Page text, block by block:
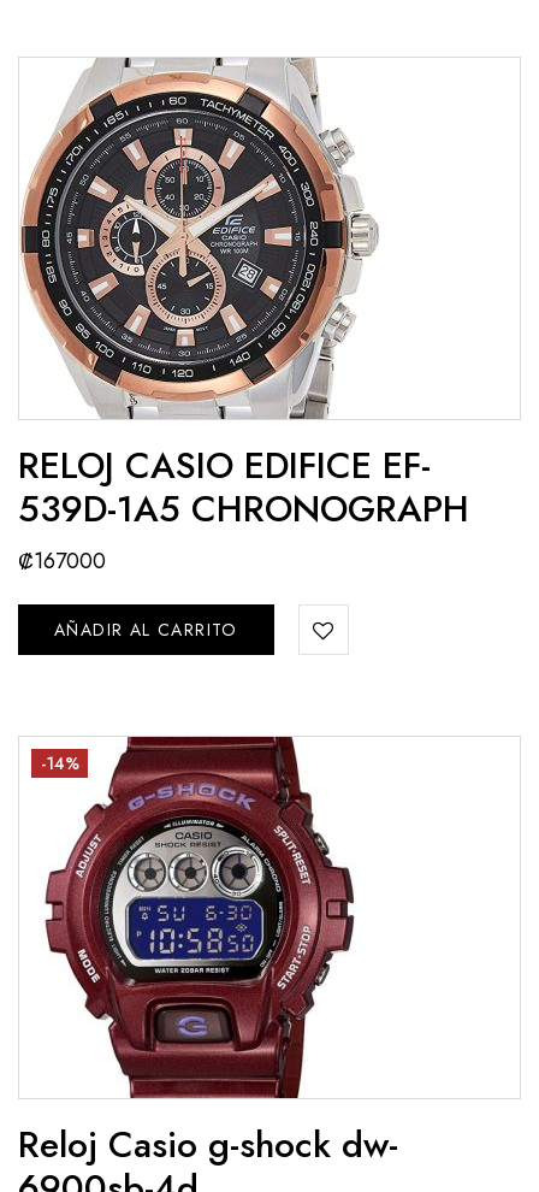
RELOJ CASIO EDIFICE EF-
539D-1A5 CHRONOGRAPH
₡167000
AÑADIR AL CARRITO
-14%
Reloj Casio g-shock dw-